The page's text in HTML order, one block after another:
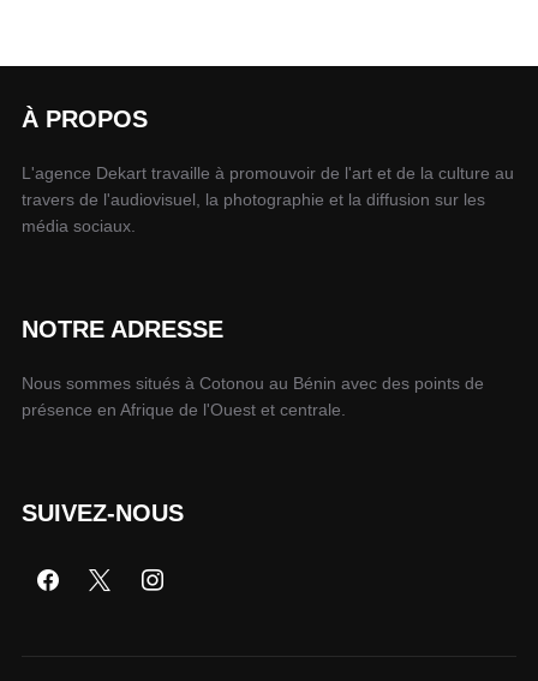
À PROPOS
L'agence Dekart travaille à promouvoir de l'art et de la culture au
travers de l'audiovisuel, la photographie et la diffusion sur les
média sociaux.
NOTRE ADRESSE
Nous sommes situés à Cotonou au Bénin avec des points de
présence en Afrique de l'Ouest et centrale.
SUIVEZ-NOUS